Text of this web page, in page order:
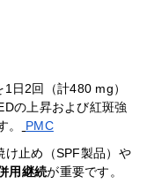
日2回（計480 mg）
の上昇および紅斑強
。
PMC
け止め（SPF製品）や
用継続が重要です。